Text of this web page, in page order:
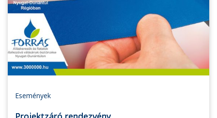
Események